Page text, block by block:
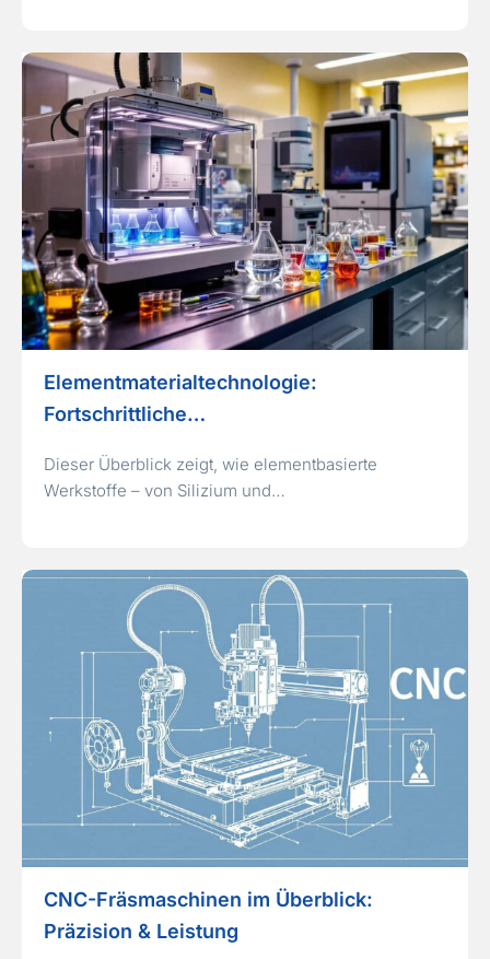
Elementmaterialtechnologie:
Fortschrittliche…
Dieser Überblick zeigt, wie elementbasierte
Werkstoffe – von Silizium und…
CNC-Fräsmaschinen im Überblick:
Präzision & Leistung